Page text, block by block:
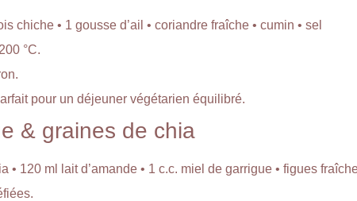
chiche • 1 gousse d’ail • coriandre fraîche • cumin • sel
°C.
pour un déjeuner végétarien équilibré.
& graines de chia
• 120 ml lait d’amande • 1 c.c. miel de garrigue • figues